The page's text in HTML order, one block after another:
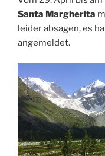
Santa Margherita
leider absagen, es
angemeldet.